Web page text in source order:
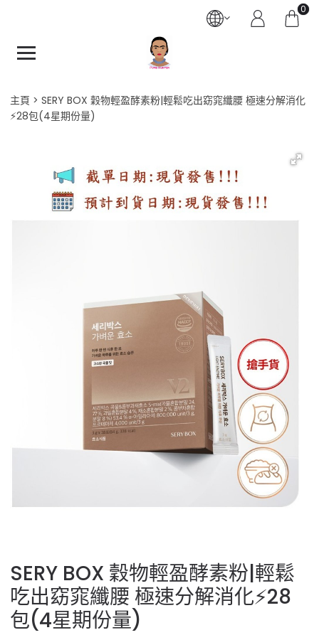
0
主頁
SERY BOX 穀物輕盈酵素粉|輕鬆吃出窈窕纖腰 極速分解消化
⚡28包(4星期份量)
SERY BOX 穀物輕盈酵素粉|輕鬆
吃出窈窕纖腰 極速分解消化⚡28
包(4星期份量)